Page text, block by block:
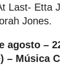
Last- Etta
Jones.
agosto –
– Música